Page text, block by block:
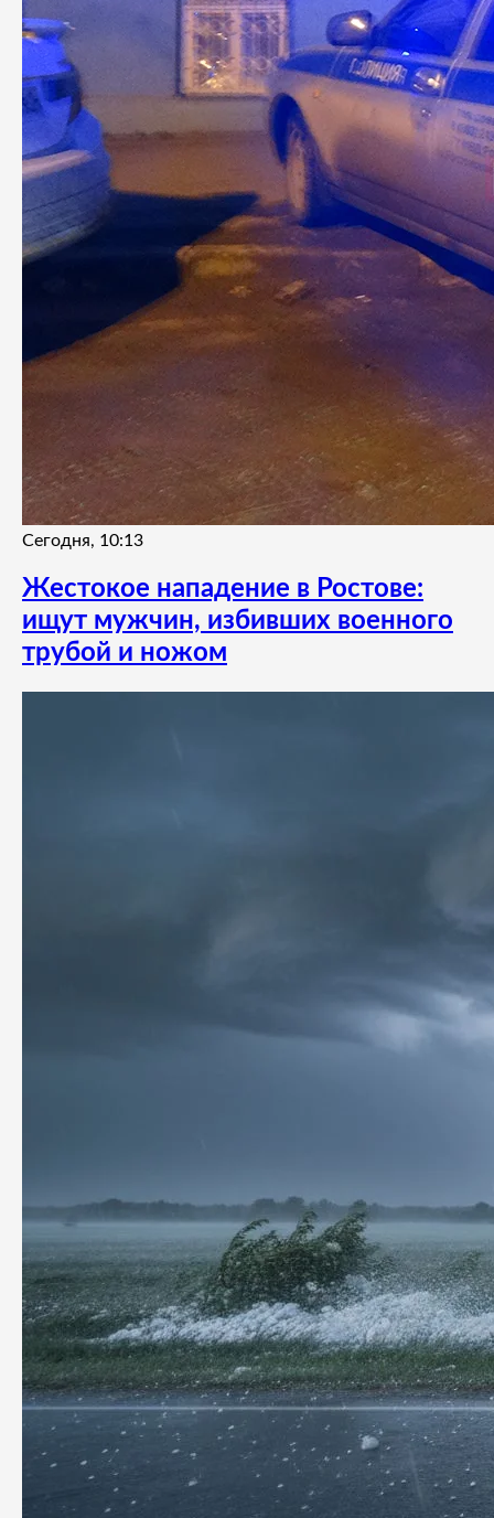
Сегодня, 10:13
Жестокое нападение в Ростове:
ищут мужчин, избивших военного
трубой и ножом